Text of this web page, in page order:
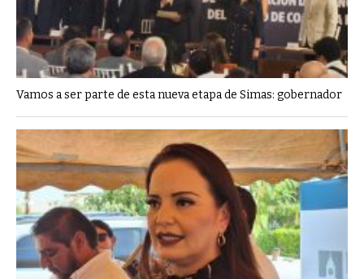
Vamos a ser parte de esta nueva etapa de Simas: gobernador